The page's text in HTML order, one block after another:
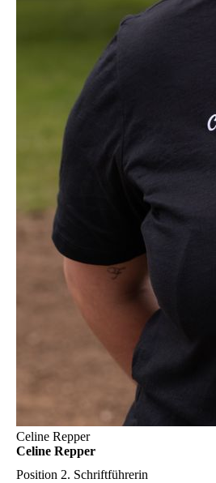
Celine Repper
Celine Repper
Position 2. Schriftführerin